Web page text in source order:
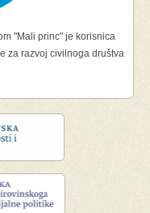
"Mali princ" je korisnica
za razvoj civilnoga društva